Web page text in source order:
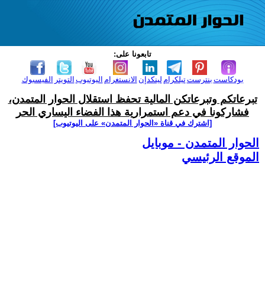
تابعونا على:
الفيسبوك التويتر اليوتيوب الانستغرام لينكدإن تيلكرامبنترست بودكاست
تبرعاتكم وتبرعاتكن المالية تحفظ استقلال الحوار المتمدن،
فشاركونا في دعم استمرارية هذا الفضاء اليساري الحر
[اشترك في قناة ‫«الحوار المتمدن» على اليوتيوب]
الحوار المتمدن - موبايل
الموقع الرئيسي